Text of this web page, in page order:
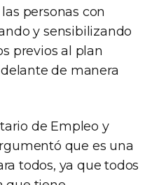
personas con
y sensibilizando
previos al plan
de manera
de Empleo y
que es una
todos, ya que todos